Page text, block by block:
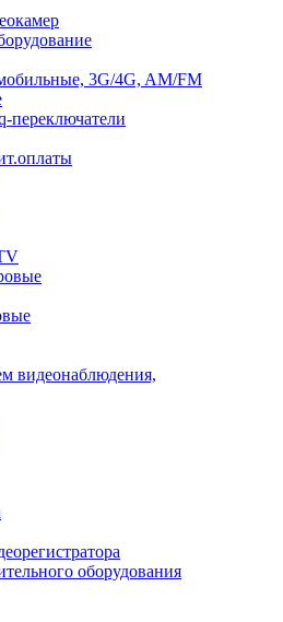
3G/4G, AM/FM
переключатели
видеонаблюдения,
оборудования